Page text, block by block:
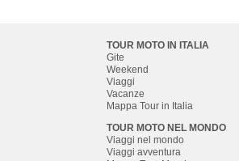
TOUR MOTO IN ITALIA
Gite
Weekend
Viaggi
Vacanze
Mappa Tour in Italia
TOUR MOTO NEL MONDO
Viaggi nel mondo
Viaggi avventura